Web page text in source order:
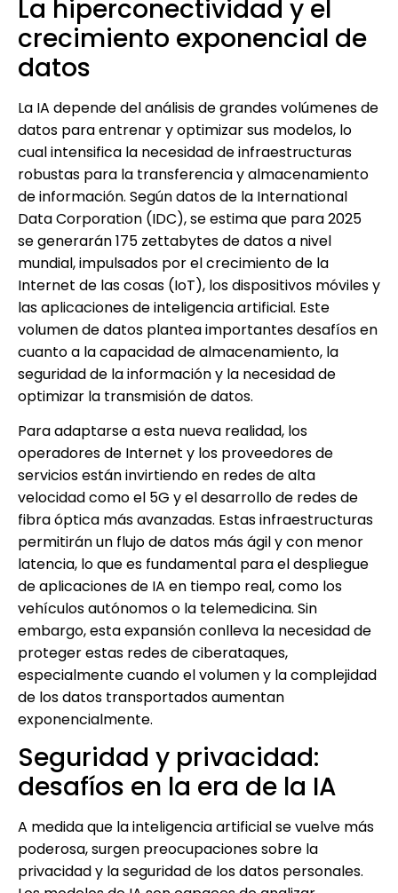
La hiperconectividad y el
crecimiento exponencial de
datos
La IA depende del análisis de grandes volúmenes de
datos para entrenar y optimizar sus modelos, lo
cual intensifica la necesidad de infraestructuras
robustas para la transferencia y almacenamiento
de información. Según datos de la International
Data Corporation (IDC), se estima que para 2025
se generarán 175 zettabytes de datos a nivel
mundial, impulsados por el crecimiento de la
Internet de las cosas (IoT), los dispositivos móviles y
las aplicaciones de inteligencia artificial. Este
volumen de datos plantea importantes desafíos en
cuanto a la capacidad de almacenamiento, la
seguridad de la información y la necesidad de
optimizar la transmisión de datos.
Para adaptarse a esta nueva realidad, los
operadores de Internet y los proveedores de
servicios están invirtiendo en redes de alta
velocidad como el 5G y el desarrollo de redes de
fibra óptica más avanzadas. Estas infraestructuras
permitirán un flujo de datos más ágil y con menor
latencia, lo que es fundamental para el despliegue
de aplicaciones de IA en tiempo real, como los
vehículos autónomos o la telemedicina. Sin
embargo, esta expansión conlleva la necesidad de
proteger estas redes de ciberataques,
especialmente cuando el volumen y la complejidad
de los datos transportados aumentan
exponencialmente.
Seguridad y privacidad:
desafíos en la era de la IA
A medida que la inteligencia artificial se vuelve más
poderosa, surgen preocupaciones sobre la
privacidad y la seguridad de los datos personales.